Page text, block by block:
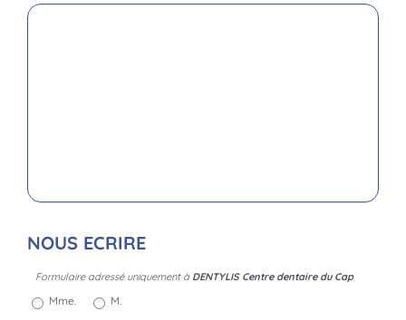
NOUS ECRIRE
Formulaire adressé uniquement à DENTYLIS Centre dentaire du Cap
Mme. M.